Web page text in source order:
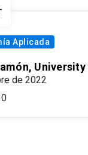
Aplicada
de 2022